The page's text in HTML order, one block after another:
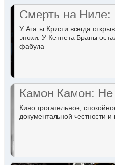
Смерть на Ниле:
У Агаты Кристи всегда
эпохи. У Кеннета Браны
фабула
Камон Камон: Не
Кино трогательное,
документальной честности